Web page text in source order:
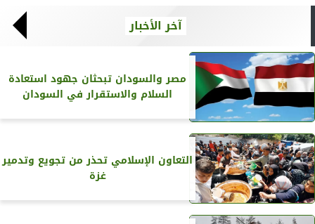
آخر الأخبار
مصر والسودان تبحثان جهود استعادة
السلام والاستقرار في السودان
التعاون الإسلامي تحذر من تجويع وتدمير
غزة